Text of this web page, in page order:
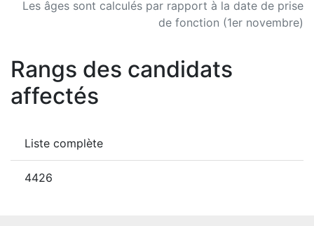
Les âges sont calculés par rapport à la date de prise
de fonction (1er novembre)
Rangs des candidats
affectés
Liste complète
4426